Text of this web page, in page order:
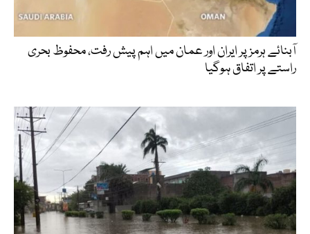
آبنائے ہرمز پر ایران اور عمان میں اہم پیش رفت، محفوظ بحری
راستے پر اتفاق ہوگیا